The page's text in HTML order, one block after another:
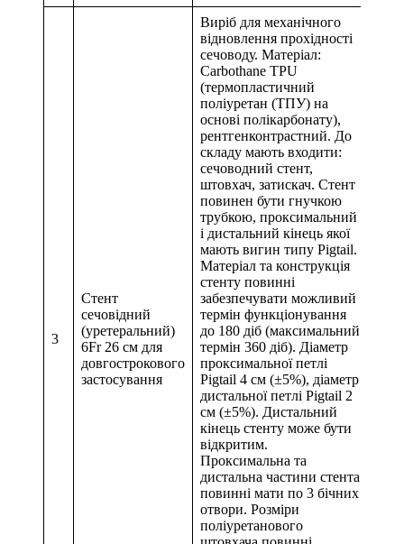
3
Стент
сечовідний
(уретеральний)
6Fr 26 см для
довгострокового
застосування
Виріб для механічного
відновлення прохідності
сечоводу. Матеріал:
Carbothane TPU
(термопластичний
поліуретан (ТПУ) на
основі полікарбонату),
рентгенконтрастний. До
складу мають входити:
сечоводний стент,
штовхач, затискач. Стент
повинен бути гнучкою
трубкою, проксимальний
і дистальний кінець якої
мають вигин типу Pigtail.
Матеріал та конструкція
стенту повинні
забезпечувати можливий
термін функціонування
до 180 діб (максимальний
термін 360 діб). Діаметр
проксимальної петлі
Pigtail 4 см (±5%), діаметр
дистальної петлі Pigtail 2
см (±5%). Дистальний
кінець стенту може бути
відкритим.
Проксимальна та
дистальна частини стента
повинні мати по 3 бічних
отвори. Розміри
поліуретанового